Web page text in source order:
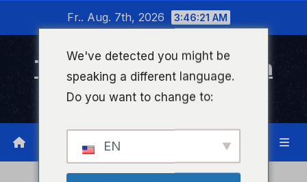
wechseln
Fr.. Aug. 7th, 2026 3:46:21 AM
Timeline Bad Kreuznach
Infonetzwerk für Bad Kreuznach
We've detected you might be
speaking a different language.
Do you want to change to:
EN